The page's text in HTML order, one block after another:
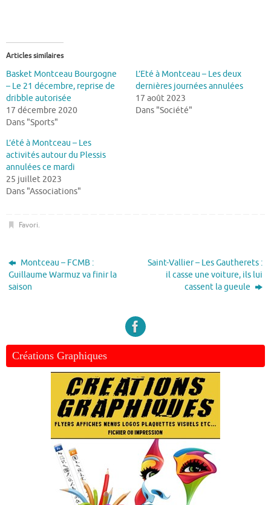
Articles similaires
Basket Montceau Bourgogne
– Le 21 décembre, reprise de
dribble autorisée
17 décembre 2020
Dans "Sports"
L’Eté à Montceau – Les deux
dernières journées annulées
17 août 2023
Dans "Société"
L’été à Montceau – Les
activités autour du Plessis
annulées ce mardi
25 juillet 2023
Dans "Associations"
Favori.
Montceau – FCMB :
Guillaume Warmuz va finir la
saison
Saint-Vallier – Les Gautherets :
il casse une voiture, ils lui
cassent la gueule
Créations Graphiques